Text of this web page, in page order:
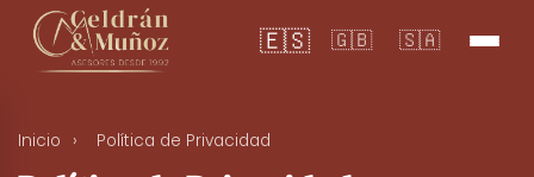
🇪🇸 🇬🇧 🇸🇦
Inicio › Política de Privacidad